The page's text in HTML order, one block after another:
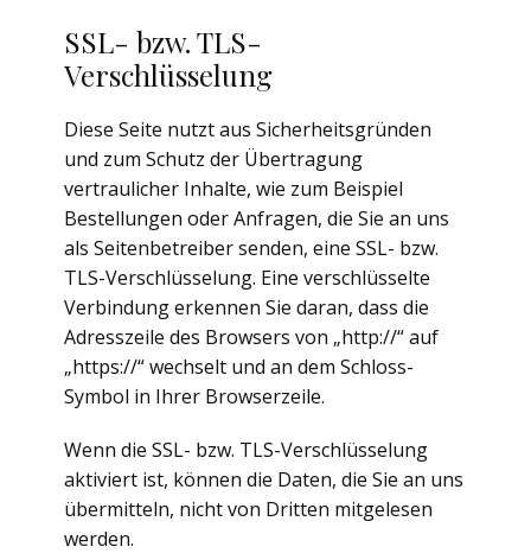
SSL- bzw. TLS-
Verschlüsselung
Diese Seite nutzt aus Sicherheitsgründen
und zum Schutz der Übertragung
vertraulicher Inhalte, wie zum Beispiel
Bestellungen oder Anfragen, die Sie an uns
als Seitenbetreiber senden, eine SSL- bzw.
TLS-Verschlüsselung. Eine verschlüsselte
Verbindung erkennen Sie daran, dass die
Adresszeile des Browsers von „http://“ auf
„https://“ wechselt und an dem Schloss-
Symbol in Ihrer Browserzeile.
Wenn die SSL- bzw. TLS-Verschlüsselung
aktiviert ist, können die Daten, die Sie an uns
übermitteln, nicht von Dritten mitgelesen
werden.